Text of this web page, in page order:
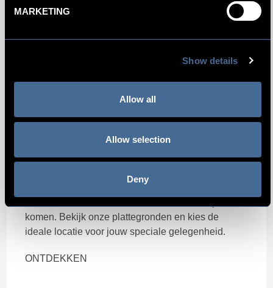
MARKETING
Show details
Allow all
Allow selection
Deny
Plattegronden
Kimpton De Wittbeschikt over verschillende
plus een suite op de bovenste verdieping, waar een
komen. Bekijk onze plattegronden en kies de
ideale locatie voor jouw speciale gelegenheid.
ONTDEKKEN